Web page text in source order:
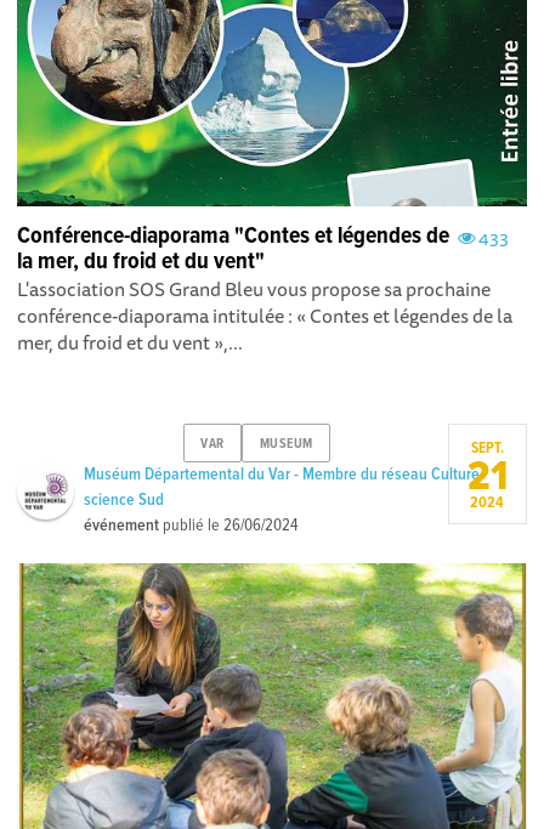
433
Conférence-diaporama "Contes et légendes de
la mer, du froid et du vent"
L'association SOS Grand Bleu vous propose sa prochaine
conférence-diaporama intitulée : « Contes et légendes de la
mer, du froid et du vent »,...
VAR MUSEUM
Muséum Départemental du Var - Membre du réseau Culture
science Sud
événement publié le26/06/2024
SEPT.
21
2024